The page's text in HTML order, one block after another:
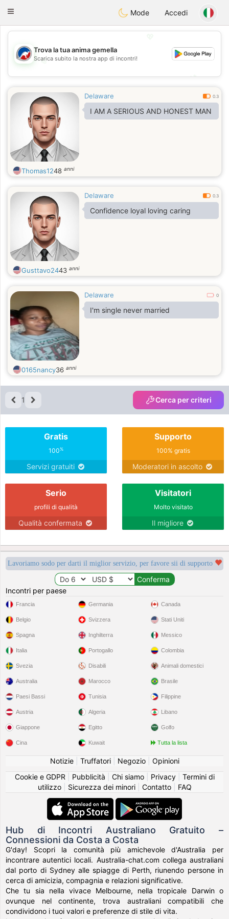
AustraliaChat
Toggle
Mode Accedi
💖
💕
Trova la tua anima gemella
Scarica subito la nostra app di incontri!
Delaware 0.3
I AM A SERIOUS AND HONEST MAN
Thomas1248 anni
Delaware 0.3
Confidence loyal loving caring
Gusttavo2443 anni
Delaware 0
I'm single never married
0165nancy36 anni
1 Cerca per criteri
Gratis
100%
Servizi gratuiti
Supporto
100% gratis
Moderatori in ascolto
Serio
profili di qualità
Qualità confermata
Visitatori
Molto visitato
Il migliore
Lavoriamo sodo per darti il miglior servizio, per favore sii di supporto
Incontri per paese
Francia
Belgio
Spagna
Italia
Svezia
Germania
Svizzera
Inghilterra
Portogallo
Disabili
Canada
Stati Uniti
Messico
Colombia
Animali domestici
Australia
Paesi Bassi
Austria
Giappone
Cina
Marocco
Tunisia
Algeria
Egitto
Kuwait
Brasile
Filippine
Libano
Golfo
Tutta la lista
Notizie| Truffatori| Negozio| Opinioni
Cookie e GDPR
Pubblicità Chi siamo| Privacy| Termini di
utilizzo| Sicurezza dei minori| Contatto| FAQ
Hub di Incontri Australiano Gratuito –
Connessioni da Costa a Costa
G'day! Scopri la comunità più amichevole d'Australia per
incontrare autentici locali. Australia-chat.com collega australiani
dal porto di Sydney alle spiagge di Perth, riunendo persone in
cerca di amicizia, compagnia e relazioni significative.
Che tu sia nella vivace Melbourne, nella tropicale Darwin o
ovunque nel continente, trova australiani compatibili che
condividono i tuoi valori e preferenze di stile di vita.